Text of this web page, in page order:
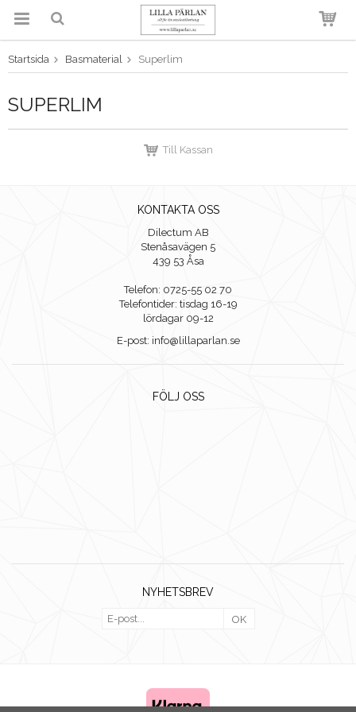
Produkten har blivit tillagd i
varukorgen
Startsida Basmaterial Superlim
SUPERLIM
Till Kassan
KONTAKTA OSS
Dilectum AB
Stenåsavägen 5
439 53 Åsa
Telefon: 0725-55 02 70
Telefontider: tisdag 16-19
lördagar 09-12
E-post: info@lillaparlan.se
FÖLJ OSS
NYHETSBREV
OK